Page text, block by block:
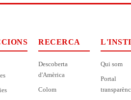
RECERCA
Descoberta
d'Amèrica
Colom
Qui som
Portal